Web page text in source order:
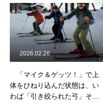
「マイク＆ゲッツ！」で上
体をひねり込んだ状態は、い
わば「引き絞られた弓」その
2026.02.26